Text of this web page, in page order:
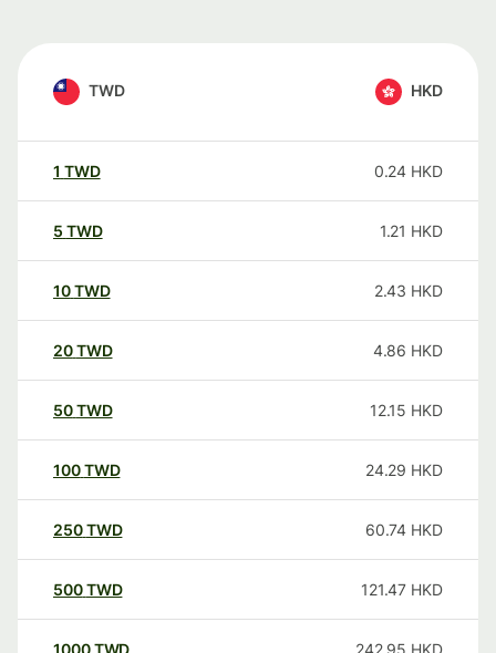
TWD HKD
1 TWD 0.24 HKD
5 TWD 1.21 HKD
10TWD 2.43 HKD
20TWD 4.86 HKD
50TWD 12.15 HKD
100TWD 24.29 HKD
250TWD 60.74 HKD
500TWD 121.47 HKD